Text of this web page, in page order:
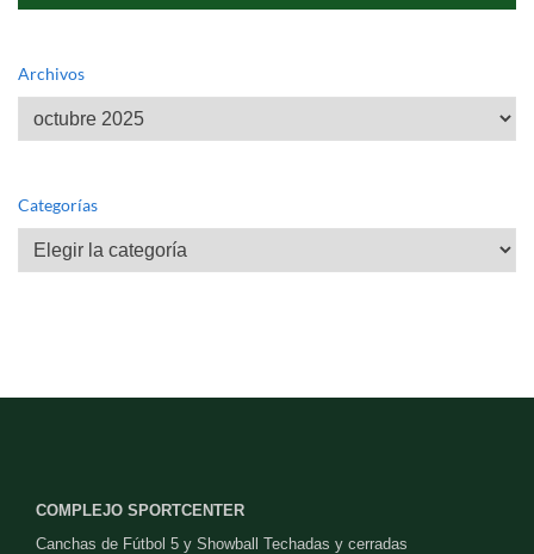
Archivos
Archivos
Categorías
Categorías
COMPLEJO SPORTCENTER
Canchas de Fútbol 5 y Showball Techadas y cerradas